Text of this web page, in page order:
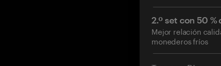
2.º set con 50
Mejor relación
monederos fríos